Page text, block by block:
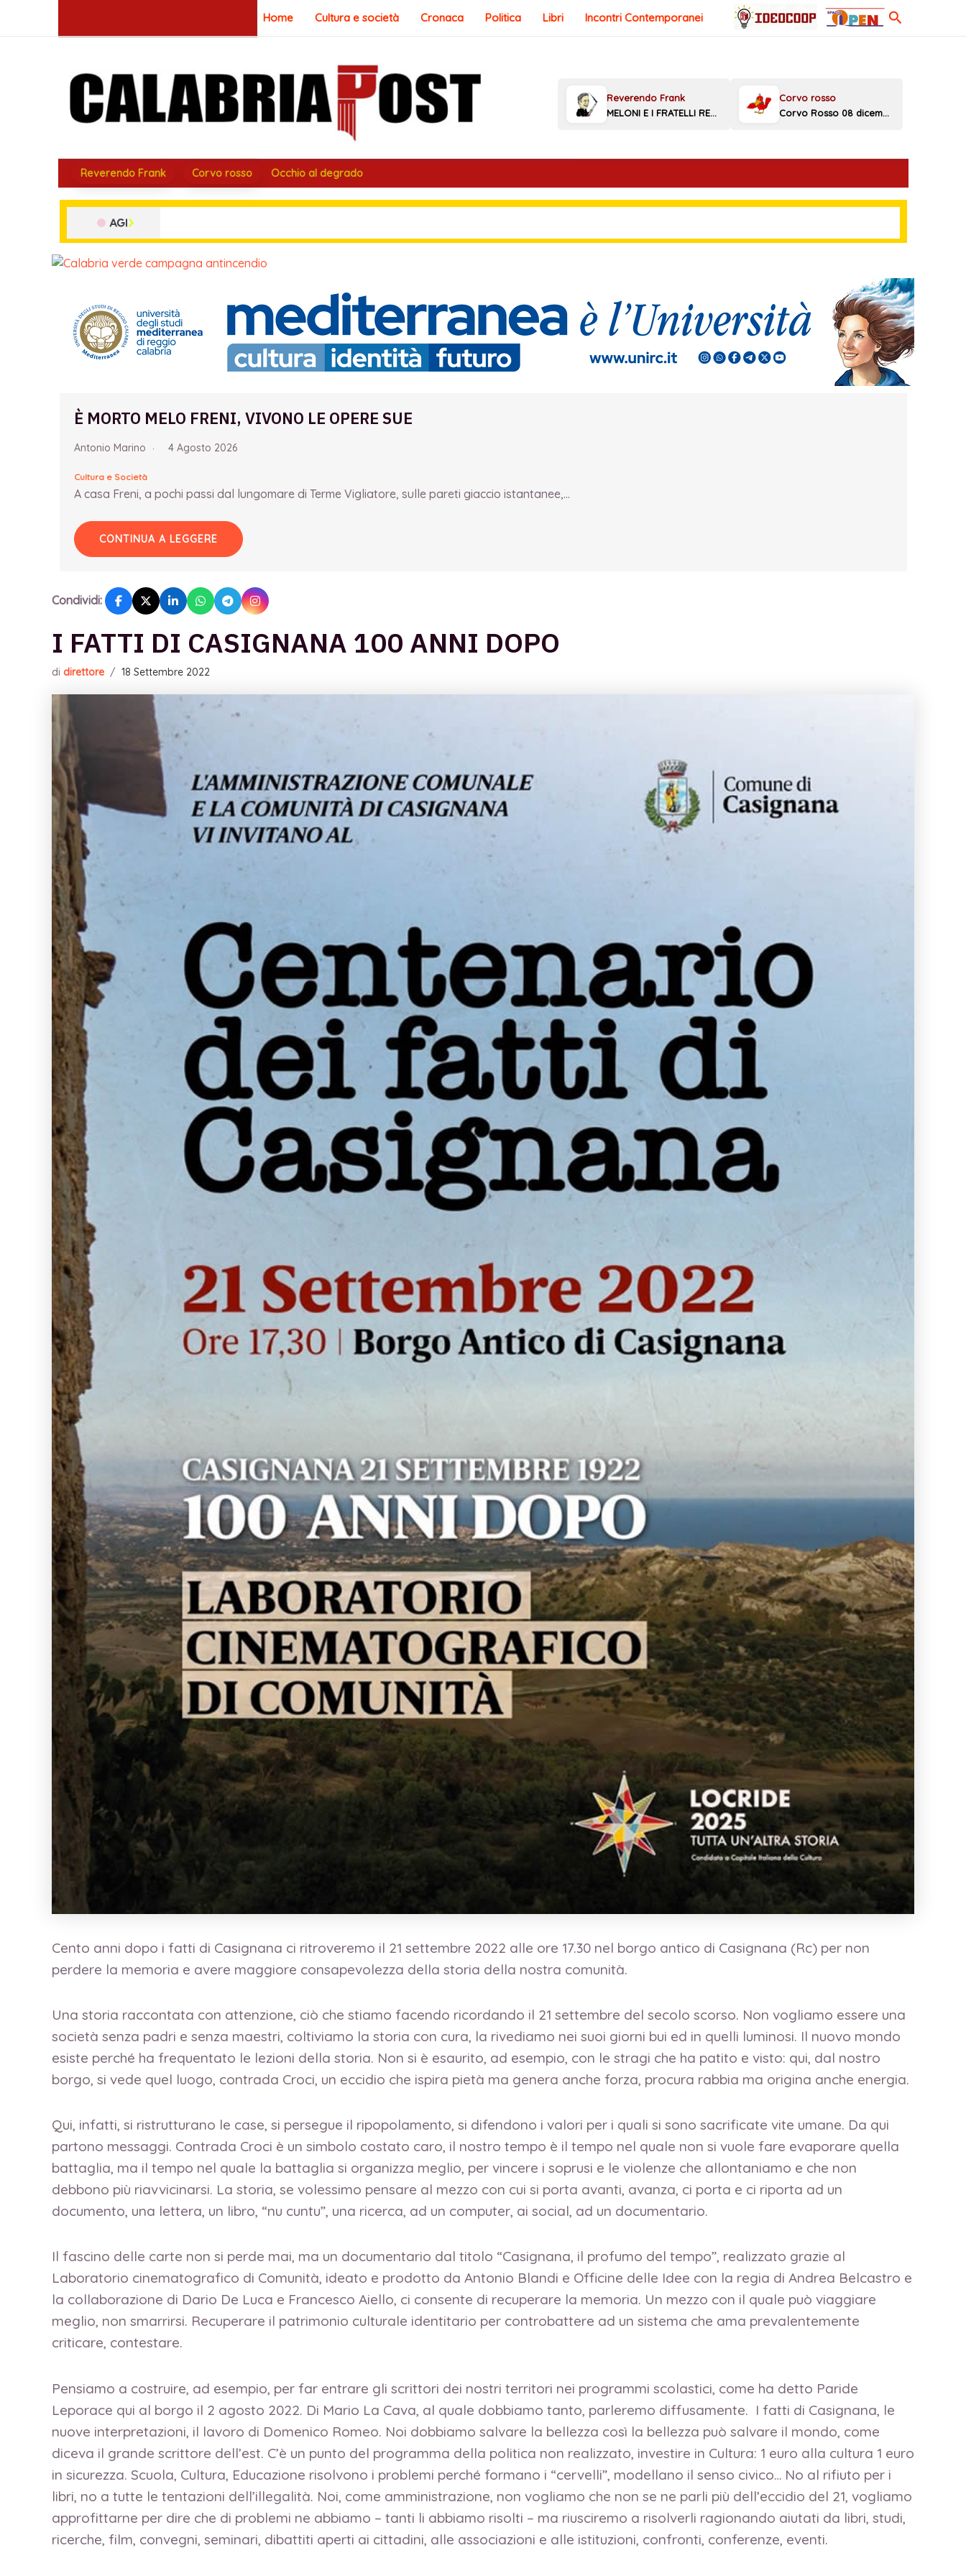
Home Cultura e società Cronaca Politica Libri Incontri Contemporanei Cerca
Reverendo Frank Corvo rosso Occhio al degrado
MELONI E I FRATELLI REGGINI Corvo Rosso 08 dicembre 2025
È MORTO MELO FRENI, VIVONO LE OPERE SUE
Antonio Marino 4 Agosto 2026
Cultura e Società
A casa Freni, a pochi passi dal lungomare di Terme Vigliatore, sulle pareti giaccio istantanee,...
CONTINUA A LEGGERE
Condividi:
I FATTI DI CASIGNANA 100 ANNI DOPO
di direttore / 18 Settembre 2022
Cento anni dopo i fatti di Casignana ci ritroveremo il 21 settembre 2022 alle ore 17.30 nel borgo antico di Casignana (Rc) per non
perdere la memoria e avere maggiore consapevolezza della storia della nostra comunità.
Una storia raccontata con attenzione, ciò che stiamo facendo ricordando il 21 settembre del secolo scorso. Non vogliamo essere una
società senza padri e senza maestri, coltiviamo la storia con cura, la rivediamo nei suoi giorni bui ed in quelli luminosi. Il nuovo mondo
esiste perché ha frequentato le lezioni della storia. Non si è esaurito, ad esempio, con le stragi che ha patito e visto: qui, dal nostro
borgo, si vede quel luogo, contrada Croci, un eccidio che ispira pietà ma genera anche forza, procura rabbia ma origina anche energia.
Qui, infatti, si ristrutturano le case, si persegue il ripopolamento, si difendono i valori per i quali si sono sacrificate vite umane. Da qui
partono messaggi. Contrada Croci è un simbolo costato caro, il nostro tempo è il tempo nel quale non si vuole fare evaporare quella
battaglia, ma il tempo nel quale la battaglia si organizza meglio, per vincere i soprusi e le violenze che allontaniamo e che non
debbono più riavvicinarsi. La storia, se volessimo pensare al mezzo con cui si porta avanti, avanza, ci porta e ci riporta ad un
documento, una lettera, un libro, “nu cuntu”, una ricerca, ad un computer, ai social, ad un documentario.
Il fascino delle carte non si perde mai, ma un documentario dal titolo “Casignana, il profumo del tempo”, realizzato grazie al
Laboratorio cinematografico di Comunità, ideato e prodotto da Antonio Blandi e Officine delle Idee con la regia di Andrea Belcastro e
la collaborazione di Dario De Luca e Francesco Aiello, ci consente di recuperare la memoria. Un mezzo con il quale può viaggiare
meglio, non smarrirsi. Recuperare il patrimonio culturale identitario per controbattere ad un sistema che ama prevalentemente
criticare, contestare.
Pensiamo a costruire, ad esempio, per far entrare gli scrittori dei nostri territori nei programmi scolastici, come ha detto Paride
Leporace qui al borgo il 2 agosto 2022. Di Mario La Cava, al quale dobbiamo tanto, parleremo diffusamente. I fatti di Casignana, le
nuove interpretazioni, il lavoro di Domenico Romeo. Noi dobbiamo salvare la bellezza così la bellezza può salvare il mondo, come
diceva il grande scrittore dell’est. C’è un punto del programma della politica non realizzato, investire in Cultura: 1 euro alla cultura 1 euro
in sicurezza. Scuola, Cultura, Educazione risolvono i problemi perché formano i “cervelli”, modellano il senso civico… No al rifiuto per i
libri, no a tutte le tentazioni dell’illegalità. Noi, come amministrazione, non vogliamo che non se ne parli più dell’eccidio del 21, vogliamo
approfittarne per dire che di problemi ne abbiamo – tanti li abbiamo risolti – ma riusciremo a risolverli ragionando aiutati da libri, studi,
ricerche, film, convegni, seminari, dibattiti aperti ai cittadini, alle associazioni e alle istituzioni, confronti, conferenze, eventi.